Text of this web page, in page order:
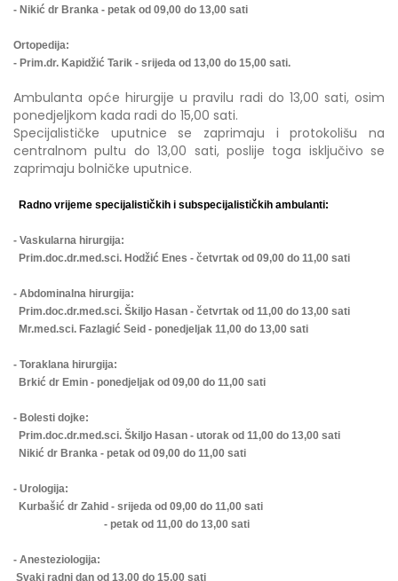
- Nikić dr Branka - petak od 09,00 do 13,00 sati
Ortopedija:
- Prim.dr. Kapidžić Tarik - srijeda od 13,00 do 15,00 sati.
Ambulanta opće hirurgije u pravilu radi do 13,00 sati, osim
ponedjeljkom kada radi do 15,00 sati.
Specijalističke uputnice se zaprimaju i protokolišu na
centralnom pultu do 13,00 sati, poslije toga isključivo se
zaprimaju bolničke uputnice.
Radno vrijeme specijalističkih i subspecijalističkih ambulanti:
- Vaskularna hirurgija:
Prim.doc.dr.med.sci. Hodžić Enes - četvrtak od 09,00 do 11,00 sati
- Abdominalna hirurgija:
Prim.doc.dr.med.sci. Škiljo Hasan - četvrtak od 11,00 do 13,00 sati
Mr.med.sci. Fazlagić Seid - ponedjeljak 11,00 do 13,00 sati
- Toraklana hirurgija:
Brkić dr Emin - ponedjeljak od 09,00 do 11,00 sati
- Bolesti dojke:
Prim.doc.dr.med.sci. Škiljo Hasan - utorak od 11,00 do 13,00 sati
Nikić dr Branka - petak od 09,00 do 11,00 sati
- Urologija:
Kurbašić dr Zahid - srijeda od 09,00 do 11,00 sati
- petak od 11,00 do 13,00 sati
- Anesteziologija:
Svaki radni dan od 13,00 do 15,00 sati